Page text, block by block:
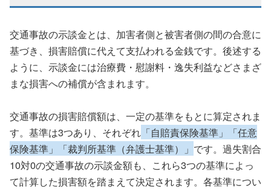
交通事故の示談金とは、加害者側と被害者側の間の合意に
基づき、損害賠償に代えて支払われる金銭です。後述する
ように、示談金には治療費・慰謝料・逸失利益などさまざ
まな損害への補償が含まれます。
交通事故の損害賠償額は、一定の基準をもとに算定されま
す。基準は3つあり、それぞれ 「自賠責保険基準」「任意
保険基準」「裁判所基準（弁護士基準）」 です。過失割合
10対0の交通事故の示談金額も、これら3つの基準によっ
て計算した損害額を踏まえて決定されます。各基準につい